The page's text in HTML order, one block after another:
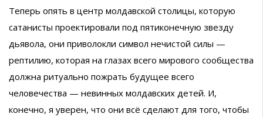
Теперь опять в центр молдавской столицы, которую
сатанисты проектировали под пятиконечную звезду
дьявола, они приволокли символ нечистой силы —
рептилию, которая на глазах всего мирового сообщества
должна ритуально пожрать будущее всего
человечества — невинных молдавских детей. И,
конечно, я уверен, что они всё сделают для того, чтобы